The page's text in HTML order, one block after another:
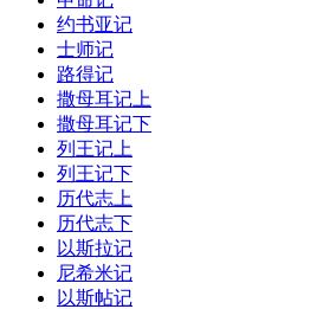
约书亚记
士师记
路得记
撒母耳记上
撒母耳记下
列王记上
列王记下
历代志上
历代志下
以斯拉记
尼希米记
以斯帖记